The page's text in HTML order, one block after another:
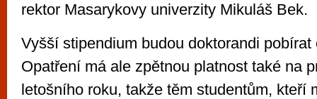
rektor Masarykovy univerzity Mikuláš Bek.
Vyšší stipendium budou doktorandi pobírat
Opatření má ale zpětnou platnost také na
letošního roku, takže těm studentům, kteří